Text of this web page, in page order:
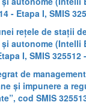
- Etapa I, SMIS
rețele de stații
autonome (Intelli
I, SMIS
de
și impunere a
cod SMIS